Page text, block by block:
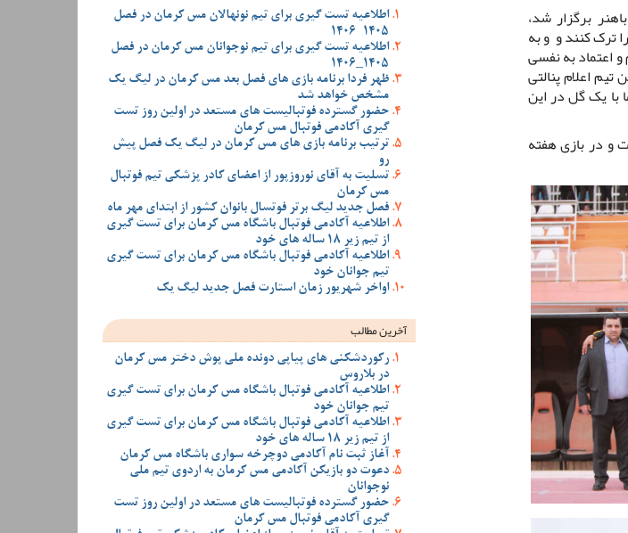
برگزار شد،
ترک کنند و و به
اعتماد به نفسی
اعلام پنالتی
با یک گل در این
و در بازی هفته
اطلاعیه تست گیری برای تیم نونهالان مس کرمان در فصل
1405-1406
اطلاعیه تست گیری برای تیم نوجوانان مس کرمان در فصل
1405_1406
ظهر فردا برنامه بازی های فصل بعد مس کرمان در لیگ یک
مشخص خواهد شد
حضور گسترده فوتبالیست های مستعد در اولین روز تست
گیری آکادمی فوتبال مس کرمان
ترتیب برنامه بازی های مس کرمان در لیگ یک فصل پیش
رو
تسلیت به آقای نوروزپور از اعضای کادر پزشکی تیم فوتبال
مس کرمان
فصل جدید لیگ برتر فوتسال بانوان کشور از ابتدای مهر ماه
اطلاعیه آکادمی فوتبال باشگاه مس کرمان برای تست گیری
از تیم زیر 18 ساله های خود
اطلاعیه آکادمی فوتبال باشگاه مس کرمان برای تست گیری
تیم جوانان خود
اواخر شهریور زمان استارت فصل جدید لیگ یک
آخرین مطالب
رکوردشکنی های پیاپی دونده ملی پوش دختر مس کرمان
در بلاروس
اطلاعیه آکادمی فوتبال باشگاه مس کرمان برای تست گیری
تیم جوانان خود
اطلاعیه آکادمی فوتبال باشگاه مس کرمان برای تست گیری
از تیم زیر 18 ساله های خود
آغاز ثبت نام آکادمی دوچرخه سواری باشگاه مس کرمان
دعوت دو بازیکن آکادمی مس کرمان به اردوی تیم ملی
نوجوانان
حضور گسترده فوتبالیست های مستعد در اولین روز تست
گیری آکادمی فوتبال مس کرمان